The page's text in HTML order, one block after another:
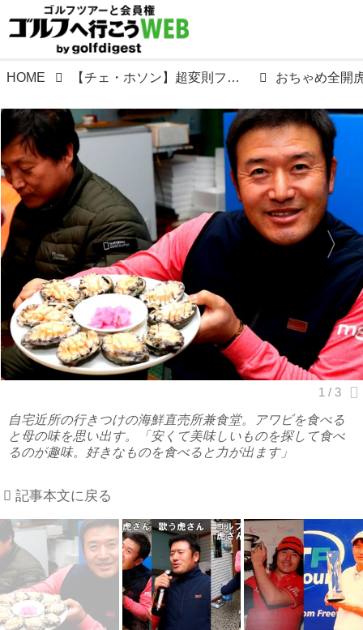
HOME 【チェ・ホソン】超変則フィッシャーマンズスウィングの誕生地! 韓国ソウル「虎さんの休日」へ訪問。 おちゃめ全開
自宅近所の行きつけの海鮮直売所兼食堂。アワビを食べる
と母の味を思い出す。「安くて美味しいものを探して食べ
るのが趣味。好きなものを食べると力が出ます」
記事本文に戻る